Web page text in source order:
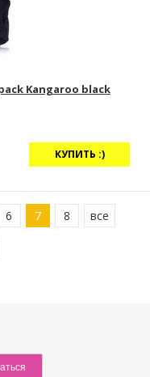
Kangaroo black
КУПИТЬ :)
6 7 8 все